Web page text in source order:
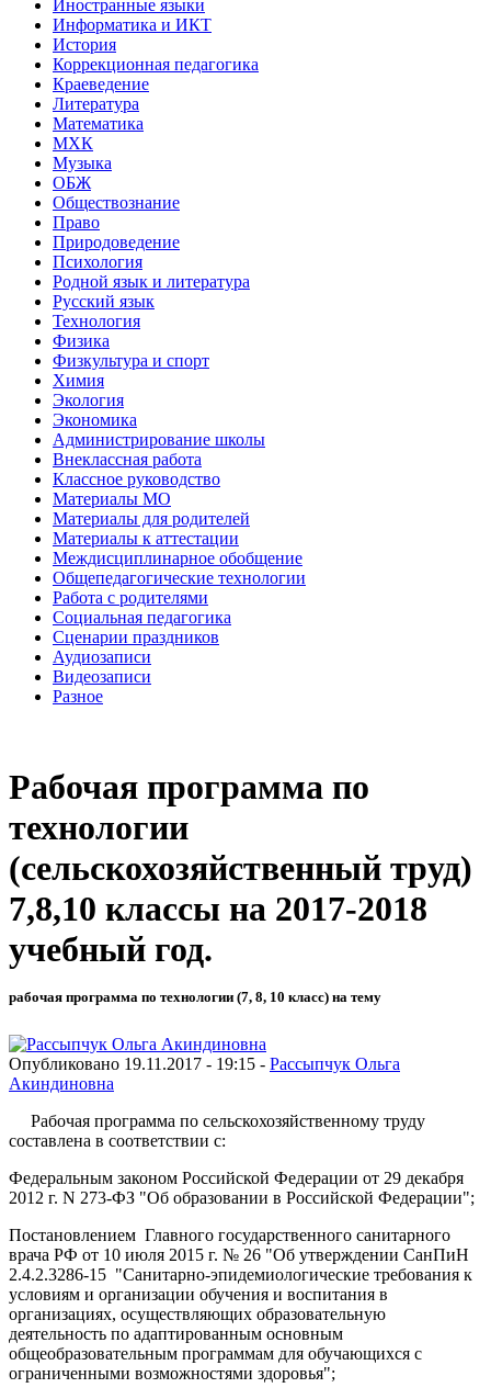
Иностранные языки
Информатика и ИКТ
История
Коррекционная педагогика
Краеведение
Литература
Математика
МХК
Музыка
ОБЖ
Обществознание
Право
Природоведение
Психология
Родной язык и литература
Русский язык
Технология
Физика
Физкультура и спорт
Химия
Экология
Экономика
Администрирование школы
Внеклассная работа
Классное руководство
Материалы МО
Материалы для родителей
Материалы к аттестации
Междисциплинарное обобщение
Общепедагогические технологии
Работа с родителями
Социальная педагогика
Сценарии праздников
Аудиозаписи
Видеозаписи
Разное
Рабочая программа по
технологии
(сельскохозяйственный труд)
7,8,10 классы на 2017-2018
учебный год.
рабочая программа по технологии (7, 8, 10 класс) на тему
Опубликовано 19.11.2017 - 19:15 - Рассыпчук Ольга
Акиндиновна
Рабочая программа по сельскохозяйственному труду
составлена в соответствии с:
Федеральным законом Российской Федерации от 29 декабря
2012 г. N 273-ФЗ "Об образовании в Российской Федерации";
Постановлением Главного государственного санитарного
врача РФ от 10 июля 2015 г. № 26 "Об утверждении СанПиН
2.4.2.3286-15 "Санитарно-эпидемиологические требования к
условиям и организации обучения и воспитания в
организациях, осуществляющих образовательную
деятельность по адаптированным основным
общеобразовательным программам для обучающихся с
ограниченными возможностями здоровья";